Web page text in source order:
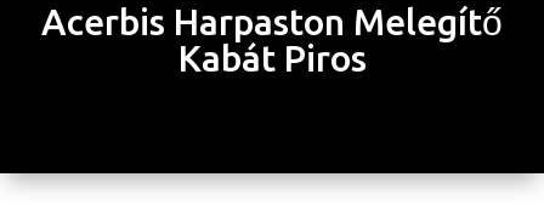
Acerbis Harpaston Melegítő
Kabát Piros